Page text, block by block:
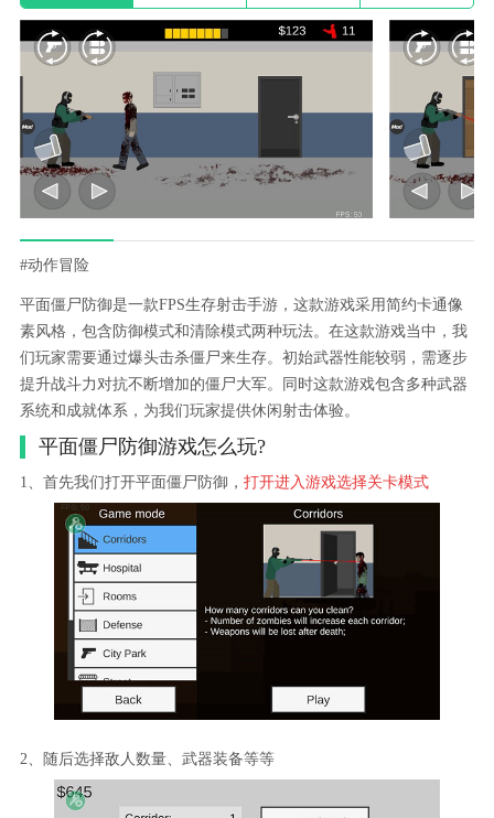
#动作冒险
平面僵尸防御是一款FPS生存射击手游，这款游戏采用简约卡通像
素风格，包含防御模式和清除模式两种玩法。在这款游戏当中，我
们玩家需要通过爆头击杀僵尸来生存。初始武器性能较弱，需逐步
提升战斗力对抗不断增加的僵尸大军。同时这款游戏包含多种武器
系统和成就体系，为我们玩家提供休闲射击体验。
平面僵尸防御游戏怎么玩?
1、首先我们打开平面僵尸防御， 打开进入游戏选择关卡模式
2、随后选择敌人数量、武器装备等等